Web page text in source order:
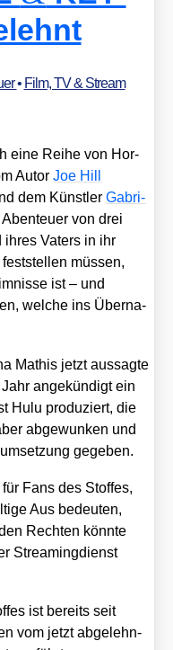
• Film, TV & Stream
eine Rei­he von Hor­
AutorJoe Hill
dem Künst­lerGabri­
von drei
ihres Vaters in ihr
müs­sen,
ist – und
wel­che ins Über­na­
Mathis jetzt aus­sag­te
ange­kün­digt ein
Hulu pro­du­ziert, die
abge­wun­ken und
gege­ben.
Fans des Stof­fes,
Aus bedeu­ten,
Rech­ten könn­te
Strea­ming­dienst
ist bereits seit
vom jetzt abge­lehn­